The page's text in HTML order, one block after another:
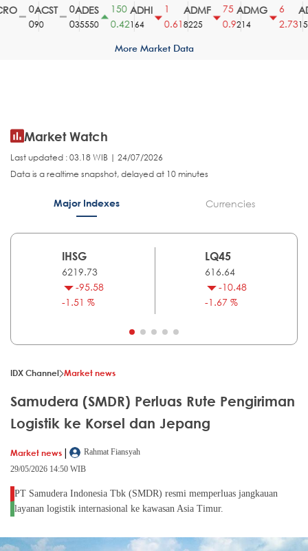
ACST
90
ADES
35550
150
0.42
ADHI
164
0.61
ADMF
8225
75
0.9
ADMG
214
2.731510
More Market Data
Market Watch
Last updated : 03.18 WIB | 24/07/2026
Data is a realtime snapshot, delayed at 10 minutes
Major Indexes Currencies
IHSG
6219.73
-95.58
-1.51 %
LQ45
616.64
-10.48
-1.67 %
IDX Channel Market news
Samudera (SMDR) Perluas Rute Pengiriman
Logistik ke Korsel dan Jepang
Market news |
Rahmat Fiansyah
29/05/2026 14:50 WIB
PT Samudera Indonesia Tbk (SMDR) resmi memperluas jangkauan
layanan logistik internasional ke kawasan Asia Timur.